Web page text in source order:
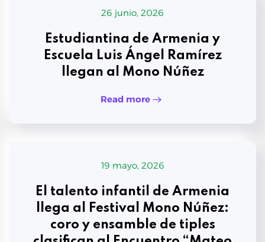
26 junio, 2026
Estudiantina de Armenia y
Escuela Luis Ángel Ramírez
llegan al Mono Núñez
Read more
19 mayo, 2026
El talento infantil de Armenia
llega al Festival Mono Núñez:
coro y ensamble de tiples